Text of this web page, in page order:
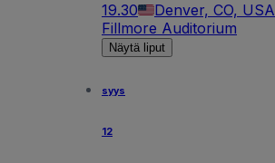
19.30 Denver, CO, USA
Fillmore Auditorium
Näytä liput
syys
12